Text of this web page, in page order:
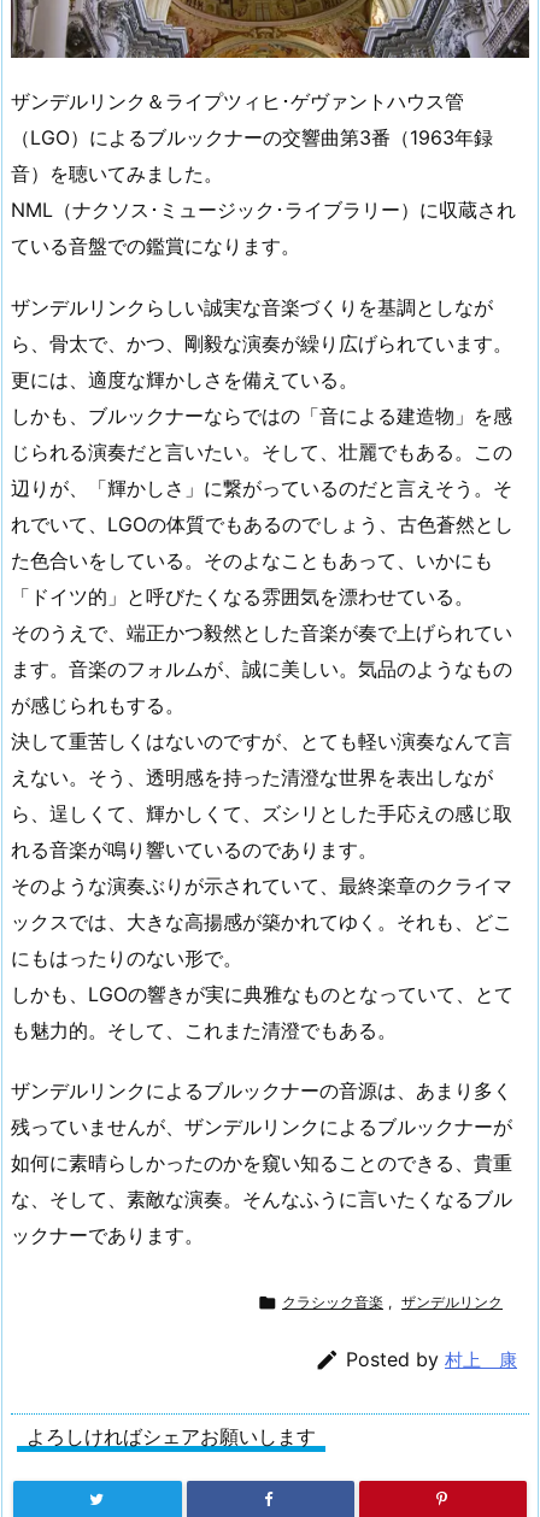
ザンデルリンク＆ライプツィヒ･ゲヴァントハウス管
（LGO）によるブルックナーの交響曲第3番（1963年録
音）を聴いてみました。
NML（ナクソス･ミュージック･ライブラリー）に収蔵され
ている音盤での鑑賞になります。
ザンデルリンクらしい誠実な音楽づくりを基調としなが
ら、骨太で、かつ、剛毅な演奏が繰り広げられています。
更には、適度な輝かしさを備えている。
しかも、ブルックナーならではの「音による建造物」を感
じられる演奏だと言いたい。そして、壮麗でもある。この
辺りが、「輝かしさ」に繋がっているのだと言えそう。そ
れでいて、LGOの体質でもあるのでしょう、古色蒼然とし
た色合いをしている。そのよなこともあって、いかにも
「ドイツ的」と呼びたくなる雰囲気を漂わせている。
そのうえで、端正かつ毅然とした音楽が奏で上げられてい
ます。音楽のフォルムが、誠に美しい。気品のようなもの
が感じられもする。
決して重苦しくはないのですが、とても軽い演奏なんて言
えない。そう、透明感を持った清澄な世界を表出しなが
ら、逞しくて、輝かしくて、ズシリとした手応えの感じ取
れる音楽が鳴り響いているのであります。
そのような演奏ぶりが示されていて、最終楽章のクライマ
ックスでは、大きな高揚感が築かれてゆく。それも、どこ
にもはったりのない形で。
しかも、LGOの響きが実に典雅なものとなっていて、とて
も魅力的。そして、これまた清澄でもある。
ザンデルリンクによるブルックナーの音源は、あまり多く
残っていませんが、ザンデルリンクによるブルックナーが
如何に素晴らしかったのかを窺い知ることのできる、貴重
な、そして、素敵な演奏。そんなふうに言いたくなるブル
ックナーであります。
 クラシック音楽 , ザンデルリンク
 Posted by 村上 康
よろしければシェアお願いします